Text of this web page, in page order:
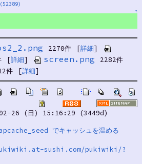
(52389)
↑
2270件 [詳細]
[詳細] screen.png
2282件
件 [詳細]
26 (日) 15:16:29 (3449d)
でキャッシュを温める
sushi.com/pukiwiki/?